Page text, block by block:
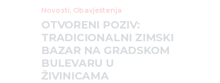
Novosti, Obavještenja
OTVORENI POZIV:
TRADICIONALNI ZIMSKI
BAZAR NA GRADSKOM
BULEVARU U
ŽIVINICAMA